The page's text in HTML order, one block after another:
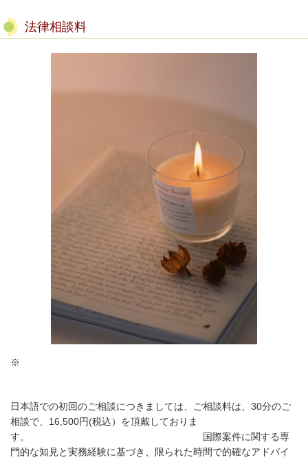
法律相談料
※
日本語での初回のご相談につきましては、ご相談料は、30分のご
相談で、16,500円(税込）を頂戴しておりま
す。 国際案件に関する専
門的な知見と実務経験に基づき、限られた時間で的確なアドバイ